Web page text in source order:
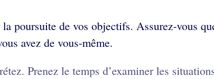
poursuite de vos objectifs. Assurez-vous
avez de vous-même.
Prenez le temps d’examiner les